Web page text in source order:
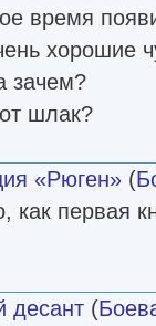
время
хорошие
зачем?
шлак?
«Рюген» (
как первая
десант (